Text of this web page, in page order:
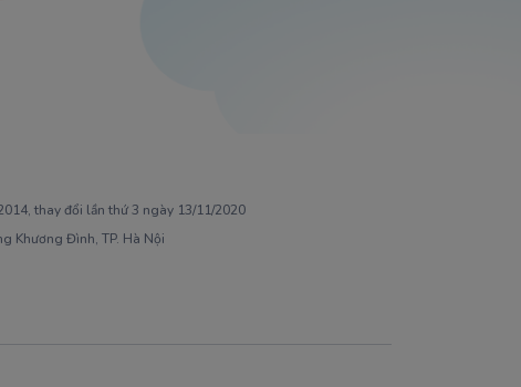
thay đổi lần thứ 3 ngày 13/11/2020
Khương Đình, TP. Hà Nội